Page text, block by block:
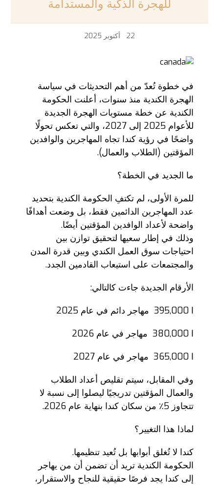
للهجرة الذكية والمستدامة
22 أكتوبر 2025
في خطوة تُعدّ من أهم التحديثات في سياسة
الهجرة الكندية منذ سنوات، أعلنت الحكومة
الكندية عن خطة مستويات الهجرة الجديدة
للأعوام 2025 إلى 2027، والتي تعكس تحولًا
واضحًا في رؤية كندا تجاه المهاجرين والوافدين
المؤقتين (الطلاب والعمال).
ما الجديد في الخطة؟
للمرة الأولى، لم تكتفِ الحكومة الكندية بتحديد
عدد المهاجرين الدائمين فقط، بل وضعت أهدافًا
واضحة لأعداد الوافدين المؤقتين أيضًا.
وذلك في إطار سعيها لتحقيق توازن بين
احتياجات سوق العمل الكندي وبين قدرة المدن
والمجتمعات على استيعاب القادمين الجدد.
الأرقام الجديدة جاءت كالتالي:
ا 395,000 مهاجر دائم في عام 2025
ا 380,000 مهاجر في عام 2026
ا 365,000 مهاجر في عام 2027
وفي المقابل، سيتم تقليص أعداد الطلاب
والعمال المؤقتين تدريجيًا ليصلوا إلى نسبة لا
تتجاوز 5٪ من سكان كندا بنهاية عام 2026.
لماذا هذا التغيير؟
كندا لا تُغلق أبوابها بل تُعيد تنظيمها.
الحكومة الكندية تريد أن تضمن أن من يهاجر
إلى كندا يجد فرصًا حقيقية للنجاح والاستقرار،